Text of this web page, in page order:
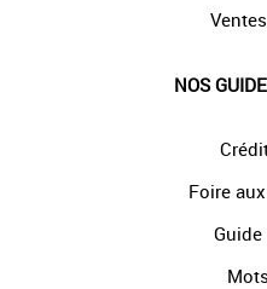
NOS
Foire